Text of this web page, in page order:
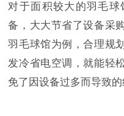
对于面积较大的羽毛
备，大大节省了设备采
羽毛球馆为例，合理规
发冷省电空调，就能轻
免了因设备过多而导致